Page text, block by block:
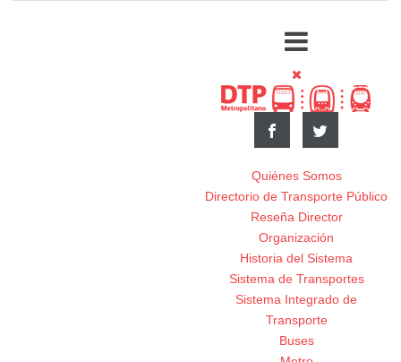
Quiénes Somos
Directorio de Transporte Público
Reseña Director
Organización
Historia del Sistema
Sistema de Transportes
Sistema Integrado de
Transporte
Buses